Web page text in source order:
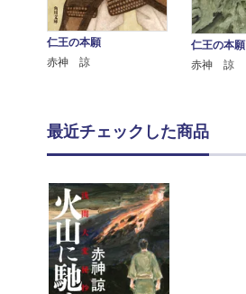
仁王の本願
赤神 諒
仁王の本願
赤神 諒
最近チェックした商品